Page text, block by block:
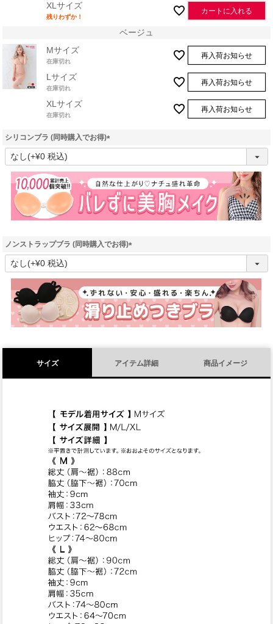
XLサイズ
残りわずか！
カートに入れる
ベージュ
Mサイズ
在庫切れ
再入荷お知らせ
Lサイズ
在庫切れ
再入荷お知らせ
XLサイズ
在庫切れ
再入荷お知らせ
シリコンブラ (同時購入でお得)
(
須
)
ノンストラップブラ (同時購入でお得)
(
須
)
サイズ アイテム詳細 商品イメージ